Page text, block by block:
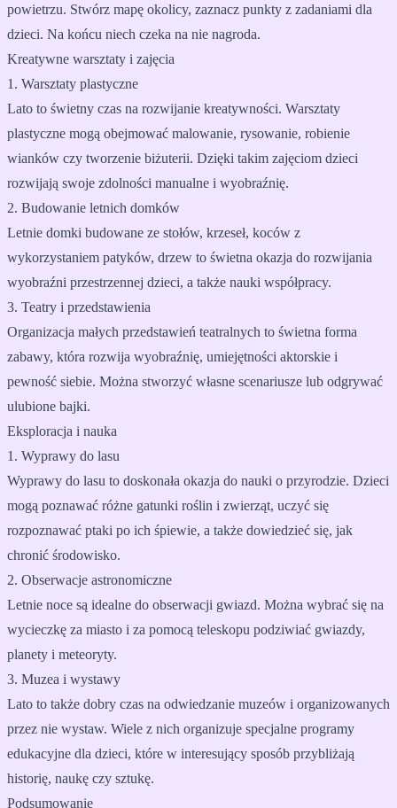
powietrzu. Stwórz mapę okolicy, zaznacz punkty z zadaniami dla
dzieci. Na końcu niech czeka na nie nagroda.
Kreatywne warsztaty i zajęcia
1. Warsztaty plastyczne
Lato to świetny czas na rozwijanie kreatywności. Warsztaty
plastyczne mogą obejmować malowanie, rysowanie, robienie
wianków czy tworzenie biżuterii. Dzięki takim zajęciom dzieci
rozwijają swoje zdolności manualne i wyobraźnię.
2. Budowanie letnich domków
Letnie domki budowane ze stołów, krzeseł, koców z
wykorzystaniem patyków, drzew to świetna okazja do rozwijania
wyobraźni przestrzennej dzieci, a także nauki współpracy.
3. Teatry i przedstawienia
Organizacja małych przedstawień teatralnych to świetna forma
zabawy, która rozwija wyobraźnię, umiejętności aktorskie i
pewność siebie. Można stworzyć własne scenariusze lub odgrywać
ulubione bajki.
Eksploracja i nauka
1. Wyprawy do lasu
Wyprawy do lasu to doskonała okazja do nauki o przyrodzie. Dzieci
mogą poznawać różne gatunki roślin i zwierząt, uczyć się
rozpoznawać ptaki po ich śpiewie, a także dowiedzieć się, jak
chronić środowisko.
2. Obserwacje astronomiczne
Letnie noce są idealne do obserwacji gwiazd. Można wybrać się na
wycieczkę za miasto i za pomocą teleskopu podziwiać gwiazdy,
planety i meteoryty.
3. Muzea i wystawy
Lato to także dobry czas na odwiedzanie muzeów i organizowanych
przez nie wystaw. Wiele z nich organizuje specjalne programy
edukacyjne dla dzieci, które w interesujący sposób przybliżają
historię, naukę czy sztukę.
Podsumowanie